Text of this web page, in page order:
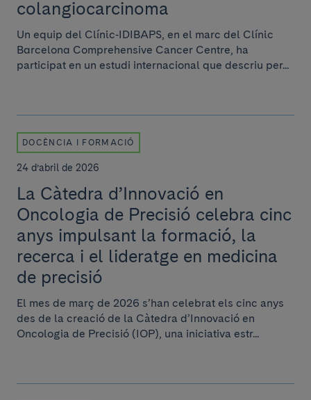
colangiocarcinoma
Un equip del Clínic‑IDIBAPS, en el marc del Clínic
Barcelona Comprehensive Cancer Centre, ha
participat en un estudi internacional que descriu per...
DOCÈNCIA I FORMACIÓ
24 d’abril de 2026
La Càtedra d’Innovació en
Oncologia de Precisió celebra cinc
anys impulsant la formació, la
recerca i el lideratge en medicina
de precisió
El mes de març de 2026 s’han celebrat els cinc anys
des de la creació de la Càtedra d’Innovació en
Oncologia de Precisió (IOP), una iniciativa estr...